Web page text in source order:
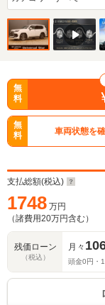
無
料
無
料
車両状態を
支払総額(税込)
1748 万円
（諸費用20万円含む）
残価ローン
（税込）
月々
頭金0円・